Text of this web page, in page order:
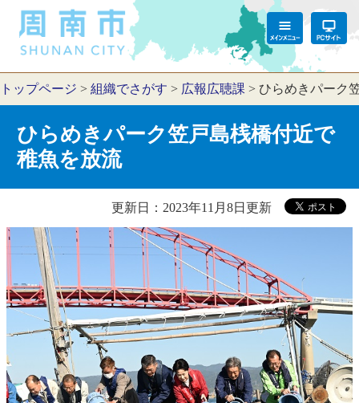
トップページ > 組織でさがす > 広報広聴課 > ひらめきパーク
ひらめきパーク笠戸島桟橋付近で
稚魚を放流
更新日：2023年11月8日更新